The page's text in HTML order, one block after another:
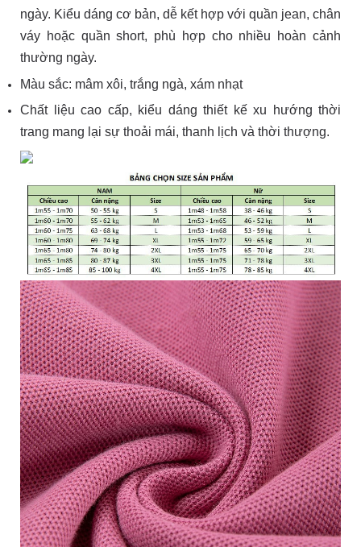
ngày. Kiểu dáng cơ bản, dễ kết hợp với quần jean, chân
váy hoặc quần short, phù hợp cho nhiều hoàn cảnh
thường ngày.
Màu sắc: mâm xôi, trắng ngà, xám nhạt
Chất liệu cao cấp, kiểu dáng thiết kế xu hướng thời
trang mang lại sự thoải mái, thanh lịch và thời thượng.